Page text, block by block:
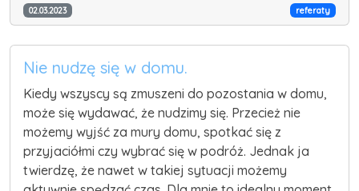
02.03.2023 referaty
Nie nudzę się w domu.
Kiedy wszyscy są zmuszeni do pozostania w domu,
może się wydawać, że nudzimy się. Przecież nie
możemy wyjść za mury domu, spotkać się z
przyjaciółmi czy wybrać się w podróż. Jednak ja
twierdzę, że nawet w takiej sytuacji możemy